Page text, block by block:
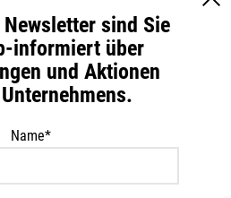
WARENKORB
sind Sie
informiert über
und Aktionen
Name*